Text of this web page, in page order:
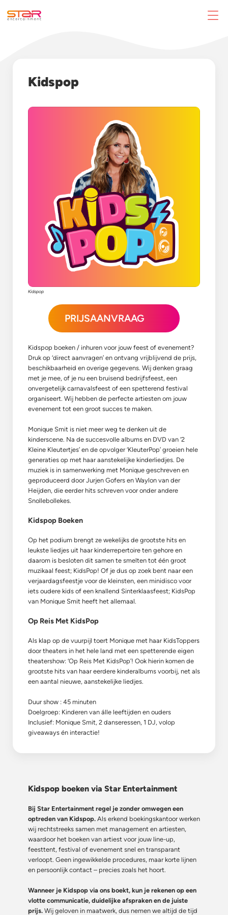
Kidspop
Kidspop
PRIJSAANVRAAG
Kidspop boeken / inhuren voor jouw feest of evenement?
Druk op ‘direct aanvragen’ en ontvang vrijblijvend de prijs,
beschikbaarheid en overige gegevens. Wij denken graag
met je mee, of je nu een bruisend bedrijfsfeest, een
onvergetelijk carnavalsfeest of een spetterend festival
organiseert. Wij hebben de perfecte artiesten om jouw
evenement tot een groot succes te maken.
Monique Smit is niet meer weg te denken uit de
kinderscene. Na de succesvolle albums en DVD van ‘2
Kleine Kleutertjes’ en de opvolger ‘KleuterPop’ groeien hele
generaties op met haar aanstekelijke kinderliedjes. De
muziek is in samenwerking met Monique geschreven en
geproduceerd door Jurjen Gofers en Waylon van der
Heijden, die eerder hits schreven voor onder andere
Snollebollekes.
Kidspop Boeken
Op het podium brengt ze wekelijks de grootste hits en
leukste liedjes uit haar kinderrepertoire ten gehore en
daarom is besloten dit samen te smelten tot één groot
muzikaal feest; KidsPop! Of je dus op zoek bent naar een
verjaardagsfeestje voor de kleinsten, een minidisco voor
iets oudere kids of een knallend Sinterklaasfeest; KidsPop
van Monique Smit heeft het allemaal.
Op Reis Met KidsPop
Als klap op de vuurpijl toert Monique met haar KidsToppers
door theaters in het hele land met een spetterende eigen
theatershow: ‘Op Reis Met KidsPop’! Ook hierin komen de
grootste hits van haar eerdere kinderalbums voorbij, net als
een aantal nieuwe, aanstekelijke liedjes.
Duur show : 45 minuten
Doelgroep: Kinderen van álle leeftijden en ouders
Inclusief: Monique Smit, 2 danseressen, 1 DJ, volop
giveaways én interactie!
Kidspop boeken via Star Entertainment
Bij Star Entertainment regel je zonder omwegen een
optreden van Kidspop. Als erkend boekingskantoor werken
wij rechtstreeks samen met management en artiesten,
waardoor het boeken van artiest voor jouw line-up,
feesttent, festival of evenement snel en transparant
verloopt. Geen ingewikkelde procedures, maar korte lijnen
en persoonlijk contact – precies zoals het hoort.
Wanneer je Kidspop via ons boekt, kun je rekenen op een
vlotte communicatie, duidelijke afspraken en de juiste
prijs. Wij geloven in maatwerk, dus nemen we altijd de tijd